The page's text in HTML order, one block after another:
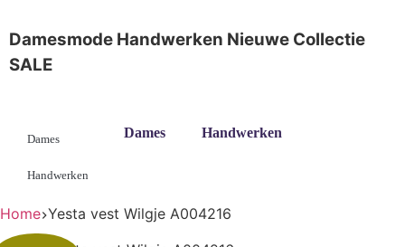
Damesmode Handwerken Nieuwe Collectie
SALE
Dames Handwerken
Dames
Handwerken
Home Yesta vest Wilgje A004216